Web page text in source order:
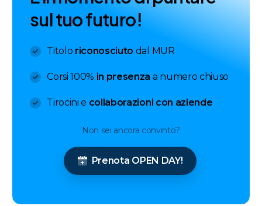
sultuofuturo!
Titolo riconosciuto dal MUR
Corsi 100% in presenza a numero chiuso
Tirocini e collaborazioni con aziende
Non sei ancora convinto?
Prenota OPEN DAY!